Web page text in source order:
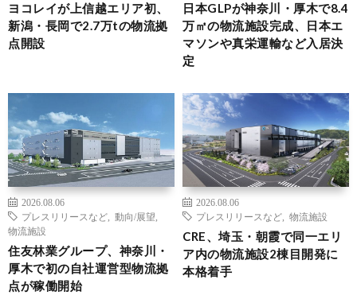
ヨコレイが上信越エリア初、
新潟・長岡で2.7万tの物流拠
点開設
日本GLPが神奈川・厚木で8.4
万㎡の物流施設完成、日本エ
マソンや真栄運輸など入居決
定
2026.08.06
プレスリリースなど
動向/展望
物流施設
住友林業グループ、神奈川・
厚木で初の自社運営型物流拠
点が稼働開始
2026.08.06
プレスリリースなど
物流施設
CRE、埼玉・朝霞で同一エリ
ア内の物流施設2棟目開発に
本格着手